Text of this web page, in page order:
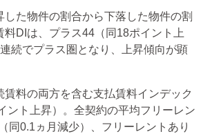
た物件の割合から下落した物件の割
料DIは、プラス44（同18ポイント上
続でプラス圏となり、上昇傾向が顕
料の両方を含む支払賃料インデック
ント上昇）。全契約の平均フリーレン
同0.1ヵ月減少）、フリーレントあり